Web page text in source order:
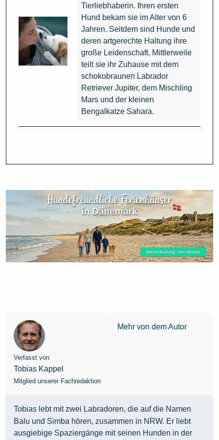
Tierliebhaberin. Ihren ersten
Hund bekam sie im Alter von 6
Jahren. Seitdem sind Hunde und
deren artgerechte Haltung ihre
große Leidenschaft. Mittlerweile
teilt sie ihr Zuhause mit dem
schokobraunen Labrador
Retriever Jupiter, dem Mischling
Mars und der kleinen
Bengalkatze Sahara.
Verfasst von
Tobias Kappel
Mitglied unserer Fachredaktion
Mehr von dem Autor
Tobias lebt mit zwei Labradoren, die auf die Namen
Balu und Simba hören, zusammen in NRW. Er liebt
ausgiebige Spaziergänge mit seinen Hunden in der